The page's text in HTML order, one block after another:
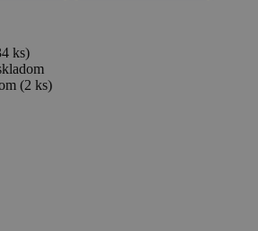
ks)
(2 ks)